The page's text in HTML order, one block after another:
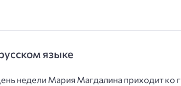
языке
недели Мария Магдалина приходит ко